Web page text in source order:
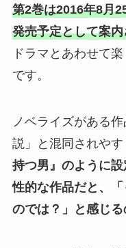
第2巻は2016年8月
発売予定として案
ドラマとあわせて
です。
ノベライズがある
説」と混同されやす
持つ男』のように
性的な作品だと、
のでは？」と感じる